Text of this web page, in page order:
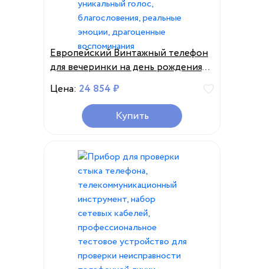
Европейский Винтажный телефон
для вечеринки на день рождения,
свадьба, книга с
аудиосообщениями, уникальный
голос, благословения, реальные
эмоции, драгоценные
Цена: 24 854 ₽
Купить